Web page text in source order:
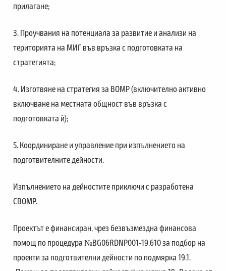
прилагане;
3. Проучвания на потенциала за развитие и анализи на
територията на МИГ във връзка с подготовката на
стратегията;
4. Изготвяне на стратегия за ВОМР (включително активно
включване на местната общност във връзка с
подготовката ѝ);
5. Координиране и управление при изпълнението на
подготвителните дейности.
Изпълнението на дейностите приключи с разработена
СВОМР.
Проектът е финансиран, чрез безвъзмездна финансова
помощ по процедура №BG06RDNP001-19.610 за подбор на
проекти за подготвителни дейности по подмярка 19.1.